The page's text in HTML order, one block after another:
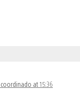
at 15:36